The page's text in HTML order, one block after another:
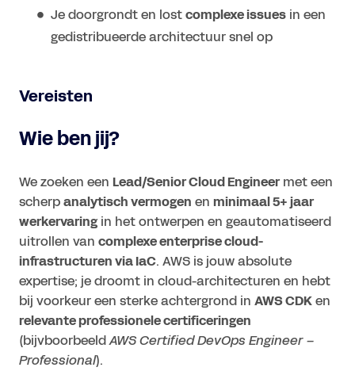
Je doorgrondt en lostcomplexe issues in een
gedistribueerde architectuur snel op
Vereisten
Wie ben jij?
We zoeken een Lead/Senior Cloud Engineermet een
scherpanalytisch vermogen en minimaal 5+ jaar
werkervaring in het ontwerpen en geautomatiseerd
uitrollen van complexe enterprise cloud-
infrastructuren via IaC. AWS is jouw absolute
expertise; je droomt in cloud-architecturen en hebt
bij voorkeur een sterke achtergrond in AWS CDKen
relevante professionele certificeringen
(bijvboorbeeldAWS Certified DevOps Engineer –
Professional).